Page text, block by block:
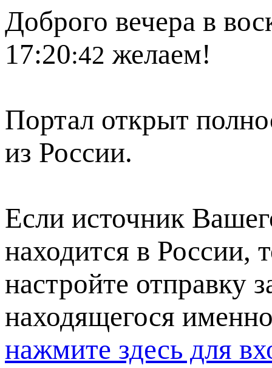
Доброго вечера в
17:20:42 желаем!
Портал открыт
из России.
Если источник
находится в России,
настройте отправку
находящегося
нажмите здесь для